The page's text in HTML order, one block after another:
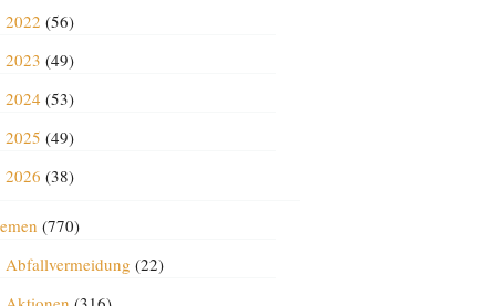
2022 (56)
2023 (49)
2024 (53)
2025 (49)
2026 (38)
(770)
Abfallvermeidung (22)